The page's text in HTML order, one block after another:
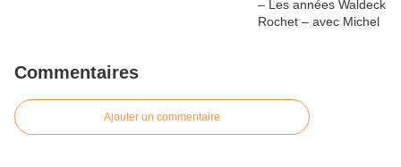
Commentaires
Ajouter un commentaire